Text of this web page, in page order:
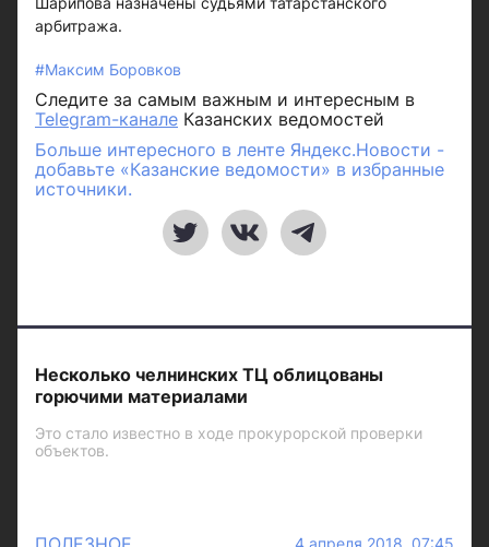
арбитража.
#Максим Боровков
Следите за самым важным и интересным в
Telegram-канале Казанских ведомостей
Больше интересного в ленте Яндекс.Новости -
добавьте «Казанские ведомости» в избранные
источники.
Несколько челнинских ТЦ облицованы
горючими материалами
Это стало известно в ходе прокурорской проверки
объектов.
4 апреля 2018 07:45